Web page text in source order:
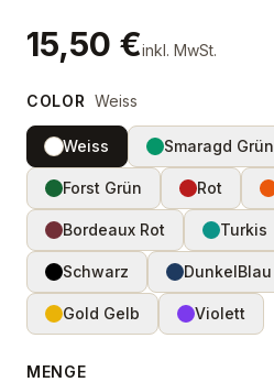
15,50 €inkl. MwSt.
COLOR Weiss
Weiss Smaragd Grün
Forst Grün Rot
Bordeaux Rot Turkis
Schwarz DunkelBlau
Gold Gelb Violett
MENGE